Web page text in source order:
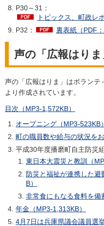
P30～31：
トピックス、町政レ
P32：
裏表紙（PDF：
声の「広報はり
声の「広報はりま」はボランテ
より作成されています。
目次（MP3-1,572KB）
オープニング（MP3-523KB）
町の職員数や給与の状況を
平成30年度播磨町自主防災
東日本大震災と教訓（
防災と福祉が連携した
B）
非常食にもなる食料を備
年金（MP3-1,313KB）
4月7日は兵庫県議会議員選